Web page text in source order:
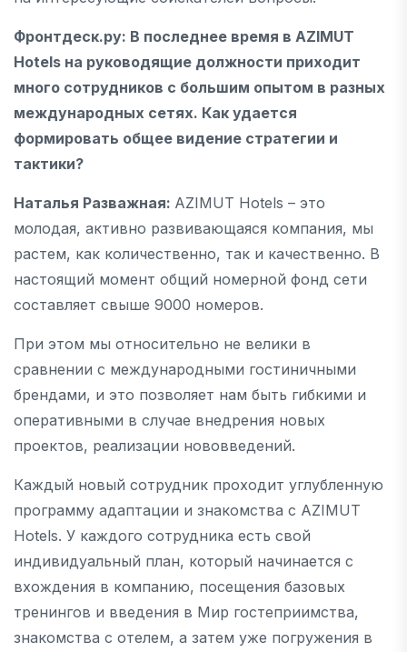
Фронтдеск.ру: В последнее время в AZIMUT
Hotels на руководящие должности приходит
много сотрудников с большим опытом в разных
международных сетях. Как удается
формировать общее видение стратегии и
тактики?
Наталья Разважная: AZIMUT Hotels – это
молодая, активно развивающаяся компания, мы
растем, как количественно, так и качественно. В
настоящий момент общий номерной фонд сети
составляет свыше 9000 номеров.
При этом мы относительно не велики в
сравнении с международными гостиничными
брендами, и это позволяет нам быть гибкими и
оперативными в случае внедрения новых
проектов, реализации нововведений.
Каждый новый сотрудник проходит углубленную
программу адаптации и знакомства с AZIMUT
Hotels. У каждого сотрудника есть свой
индивидуальный план, который начинается с
вхождения в компанию, посещения базовых
тренингов и введения в Мир гостеприимства,
знакомства с отелем, а затем уже погружения в